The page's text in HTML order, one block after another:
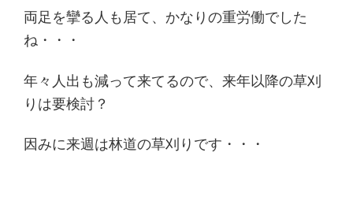
両足を攣る人も居て、かなりの重労働でした
ね・・・
年々人出も減って来てるので、来年以降の草刈
りは要検討？
因みに来週は林道の草刈りです・・・